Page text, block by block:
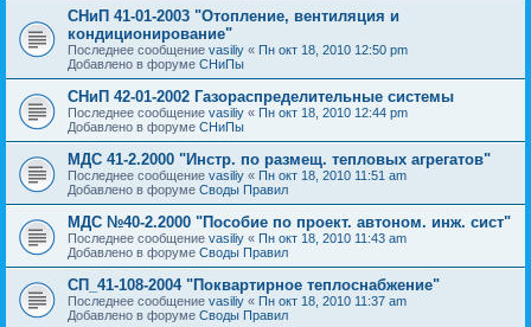
СНиП 41-01-2003 "Отопление, вентиляция и
кондиционирование"
Последнее сообщение vasiliy « Пн окт 18, 2010 12:50 pm
Добавлено в форуме СНиПы
СНиП 42-01-2002 Газораспределительные системы
Последнее сообщение vasiliy « Пн окт 18, 2010 12:44 pm
Добавлено в форуме СНиПы
МДС 41-2.2000 "Инстр. по размещ. тепловых агрегатов"
Последнее сообщение vasiliy « Пн окт 18, 2010 11:51 am
Добавлено в форуме Своды Правил
МДС №40-2.2000 "Пособие по проект. автоном. инж. сист"
Последнее сообщение vasiliy « Пн окт 18, 2010 11:43 am
Добавлено в форуме Своды Правил
СП_41-108-2004 "Поквартирное теплоснабжение"
Последнее сообщение vasiliy « Пн окт 18, 2010 11:37 am
Добавлено в форуме Своды Правил